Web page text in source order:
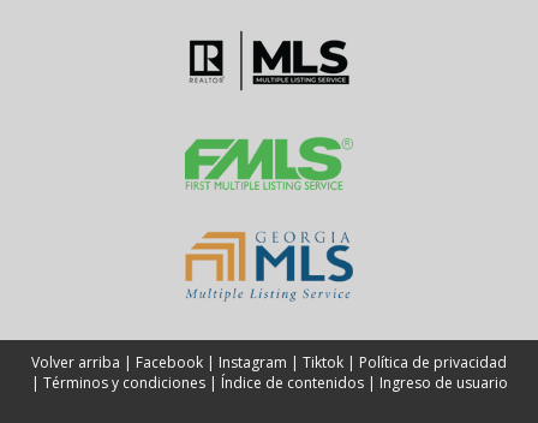
Volver arriba | Facebook | Instagram | Tiktok | Política de privacidad
| Términos y condiciones| Índice de contenidos| Ingreso de usuario